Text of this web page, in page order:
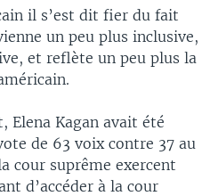
il s’est dit fier du fait
un peu plus inclusive,
et reflète un peu plus la
Elena Kagan avait été
de 63 voix contre 37 au
cour suprême exercent
d’accéder à la cour